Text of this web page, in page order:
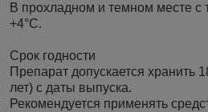
В прохладном и темном месте с
+4°С.
Срок годности
Препарат допускается хранить
лет) с даты выпуска.
Рекомендуется применять